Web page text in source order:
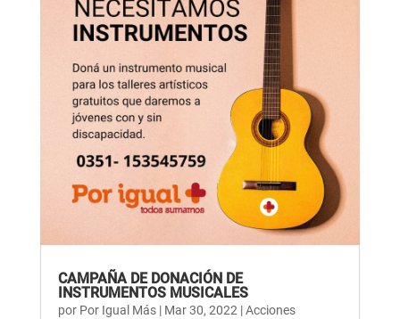
CAMPAÑA DE DONACIÓN DE
INSTRUMENTOS MUSICALES
por Por Igual Más| Mar 30, 2022|Acciones